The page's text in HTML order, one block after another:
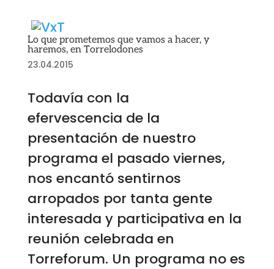
Lo que prometemos que vamos a hacer, y
haremos, en Torrelodones
23.04.2015
Todavía con la
efervescencia de la
presentación de nuestro
programa el pasado viernes,
nos encantó sentirnos
arropados por tanta gente
interesada y participativa en la
reunión celebrada en
Torreforum. Un programa no es